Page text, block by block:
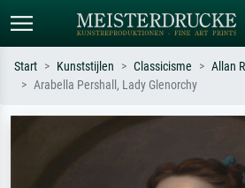
weide,
Start Kunststijlen Classicisme
Allan
Arabella Pershall, Lady Glenorchy